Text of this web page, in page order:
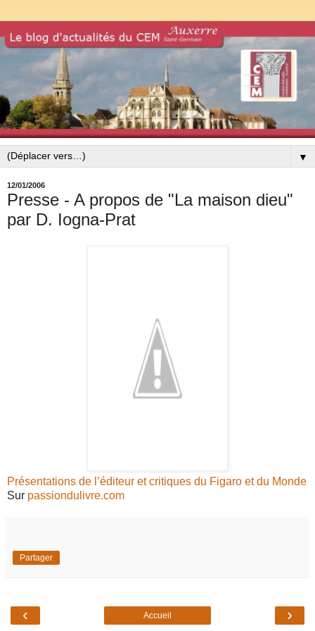
▼
12/01/2006
Presse - A propos de "La maison dieu"
par D. Iogna-Prat
Présentations de l’éditeur et critiques du Figaro et du Monde
Sur passiondulivre.com
Partager
‹ ›
Accueil